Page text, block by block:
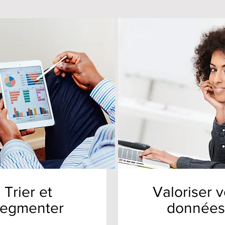
Trier et
Valoriser
données